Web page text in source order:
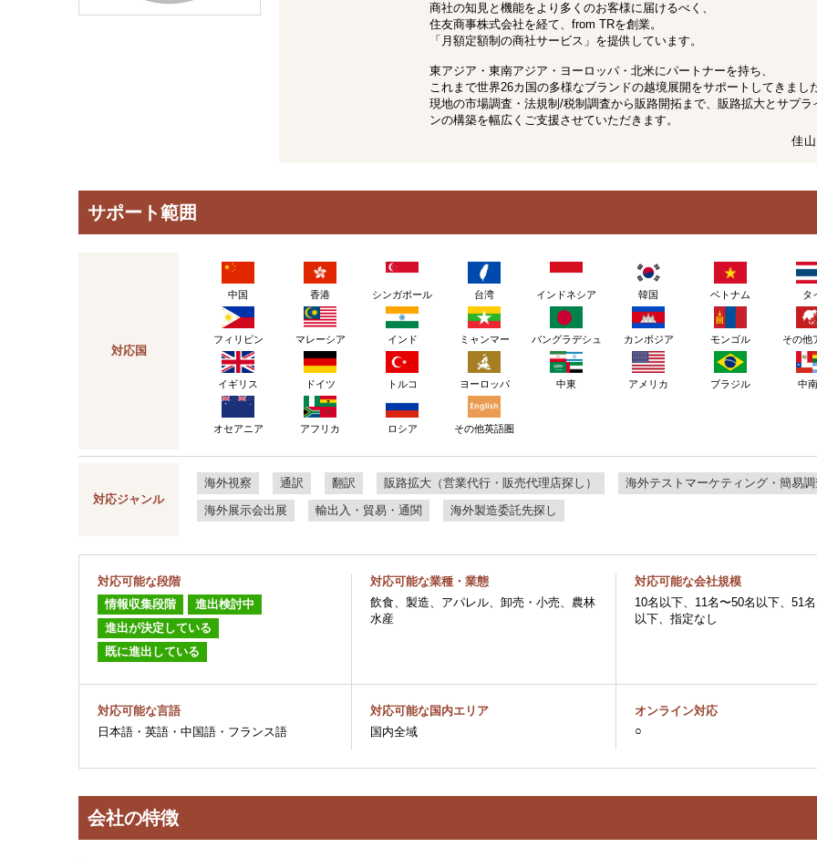
商社の知見と機能をより多くのお客様に届けるべく、
住友商事株式会社を経て、from TRを創業。
「月額定額制の商社サービス」を提供しています。
東アジア・東南アジア・ヨーロッパ・北米にパートナーを持ち、
これまで世界26カ国の多様なブランドの越境展開をサポートしてきまし
現地の市場調査・法規制/税制調査から販路開拓まで、販路拡大とサプラ
ンの構築を幅広くご支援させていただきます。
佳
サポート範囲
対応国
中国 香港 シンガポール 台湾 インドネシア 韓国 ベトナム タ
フィリピン マレーシア インド ミャンマー バングラデシュ カンボジア モンゴル その他
イギリス ドイツ トルコ ヨーロッパ 中東 アメリカ ブラジル 中
オセアニア アフリカ ロシア その他英語圏
対応ジャンル
海外視察 通訳 翻訳 販路拡大（営業代行・販売代理店探し）
海外テストマーケティング・簡易
海外展示会出展
輸出入・貿易・通関 海外製造委託先探し
対応可能な段階
情報収集段階
進出検討中
進出が決定している
既に進出している
対応可能な業種・業態
飲食、製造、アパレル、卸売・小売、農林
水産
対応可能な会社規模
10名以下、11名〜50名以下、51
以下、指定なし
対応可能な言語
日本語・英語・中国語・フランス語
対応可能な国内エリア
国内全域
オンライン対応
○
会社の特徴